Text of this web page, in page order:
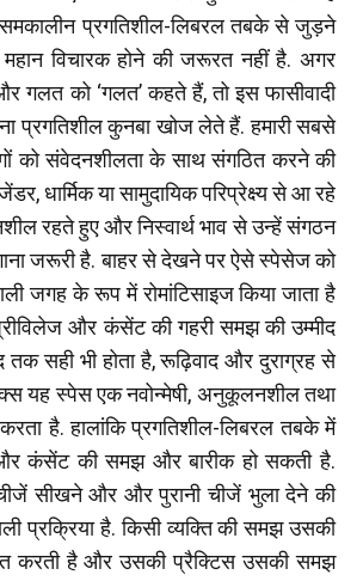
समकालीन प्रगतिशील-लिबरल तबके से जुड़ने
विचारक होने की जरूरत नहीं है. अगर
गलत को ‘गलत’ कहते हैं, तो इस फासीवादी
प्रगतिशील कुनबा खोज लेते हैं. हमारी सबसे
को संवेदनशीलता के साथ संगठित करने की
धार्मिक या सामुदायिक परिप्रेक्ष्य से आ रहे
रहते हुए और निस्वार्थ भाव से उन्हें संगठन
जरूरी है. बाहर से देखने पर ऐसे स्पेसेज को
जगह के रूप में रोमांटिसाइज किया जाता है
और कंसेंट की गहरी समझ की उम्मीद
तक सही भी होता है, रूढ़िवाद और दुराग्रह से
यह स्पेस एक नवोन्मेषी, अनुकूलनशील तथा
है. हालांकि प्रगतिशील-लिबरल तबके में
कंसेंट की समझ और बारीक हो सकती है.
सीखने और और पुरानी चीजें भुला देने की
प्रक्रिया है. किसी व्यक्ति की समझ उसकी
करती है और उसकी प्रैक्टिस उसकी समझ